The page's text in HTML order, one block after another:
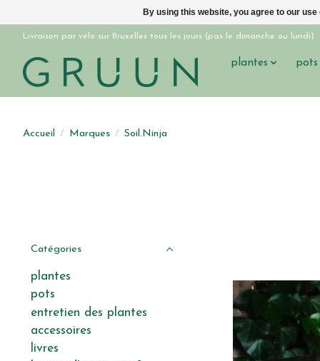
Livraison par vélo sur Bruxelles tous les jours (pas le dimanche ou lundi)
plantes pots
Accueil / Marques / Soil.Ninja
Catégories
plantes
pots
entretien des plantes
accessoires
livres
By using this website, you agree to our